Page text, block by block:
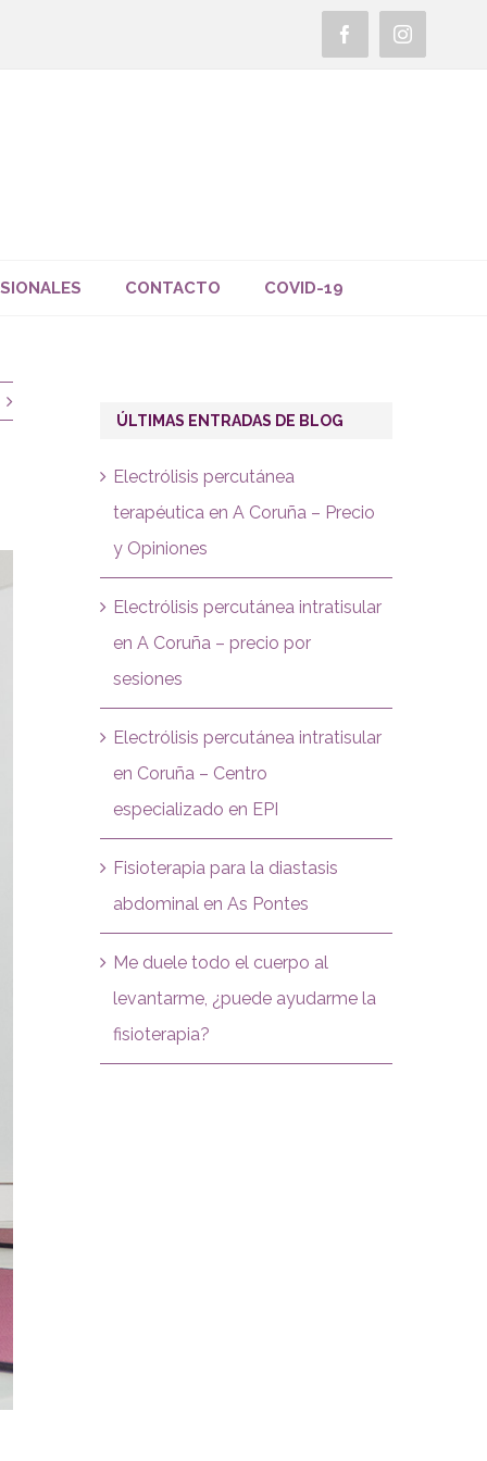
Facebook
CONTACTO COVID-19
ÚLTIMAS ENTRADAS DE BLOG
Electrólisis percutánea
terapéutica en A Coruña – Precio
y Opiniones
Electrólisis percutánea intratisular
en A Coruña – precio por
sesiones
Electrólisis percutánea intratisular
en Coruña – Centro
especializado en EPI
Fisioterapia para la diastasis
abdominal en As Pontes
Me duele todo el cuerpo al
levantarme, ¿puede ayudarme la
fisioterapia?